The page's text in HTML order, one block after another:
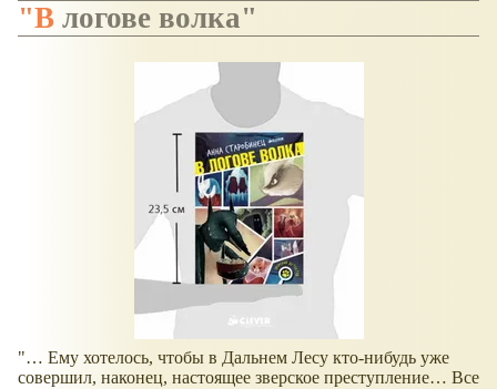
"В логове волка"
"… Ему хотелось, чтобы в Дальнем Лесу кто-нибудь уже
совершил, наконец, настоящее зверское преступление… Все